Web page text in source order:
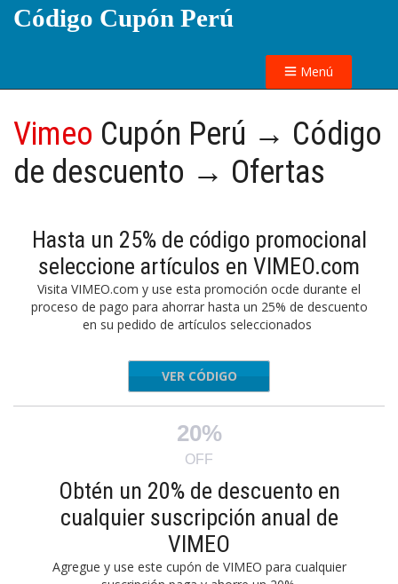
Código Cupón Perú
Menú
Vimeo Cupón Perú → Código
de descuento → Ofertas
Hasta un 25% de código promocional
seleccione artículos en VIMEO.com
Visita VIMEO.com y use esta promoción ocde durante el
proceso de pago para ahorrar hasta un 25% de descuento
en su pedido de artículos seleccionados
DAY2024
VER CÓDIGO
20%
OFF
Obtén un 20% de descuento en
cualquier suscripción anual de
VIMEO
Agregue y use este cupón de VIMEO para cualquier